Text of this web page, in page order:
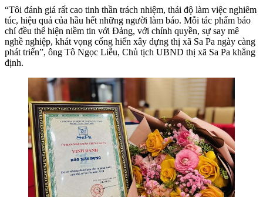
“Tôi đánh giá rất cao tinh thần trách nhiệm, thái độ làm việc nghiêm
túc, hiệu quả của hầu hết những người làm báo. Mỗi tác phẩm báo
chí đều thể hiện niềm tin với Đảng, với chính quyền, sự say mê
nghề nghiệp, khát vọng cống hiến xây dựng thị xã Sa Pa ngày càng
phát triển”, ông Tô Ngọc Liễu, Chủ tịch UBND thị xã Sa Pa khẳng
định.